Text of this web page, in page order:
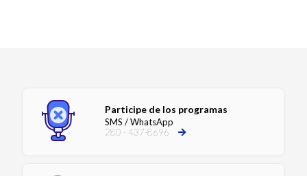
Participe de los programas
SMS / WhatsApp
280 - 437-8696